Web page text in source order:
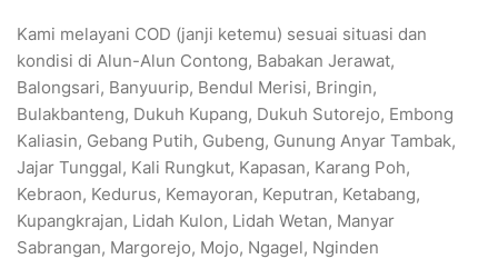
Kami melayani COD (janji ketemu) sesuai situasi dan
kondisi di Alun-Alun Contong, Babakan Jerawat,
Balongsari, Banyuurip, Bendul Merisi, Bringin,
Bulakbanteng, Dukuh Kupang, Dukuh Sutorejo, Embong
Kaliasin, Gebang Putih, Gubeng, Gunung Anyar Tambak,
Jajar Tunggal, Kali Rungkut, Kapasan, Karang Poh,
Kebraon, Kedurus, Kemayoran, Keputran, Ketabang,
Kupangkrajan, Lidah Kulon, Lidah Wetan, Manyar
Sabrangan, Margorejo, Mojo, Ngagel, Nginden